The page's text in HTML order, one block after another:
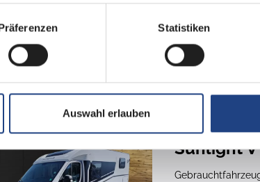
Statistiken
Auswahl erlauben
Sunlight
Sunlight